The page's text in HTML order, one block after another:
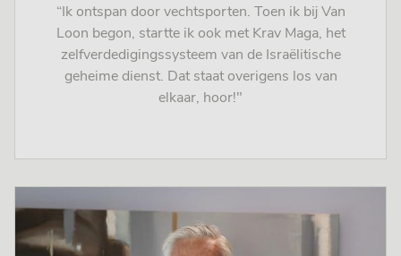
“Ik ontspan door vechtsporten. Toen ik bij Van
Loon begon, startte ik ook met Krav Maga, het
zelfverdedigingssysteem van de Israëlitische
geheime dienst. Dat staat overigens los van
elkaar, hoor!"